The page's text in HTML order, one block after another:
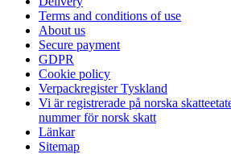
Terms and conditions of use
About us
Secure payment
GDPR
Cookie policy
Verpackregister Tyskland
Vi är registrerade på norska
nummer för norsk skatt
Länkar
Sitemap